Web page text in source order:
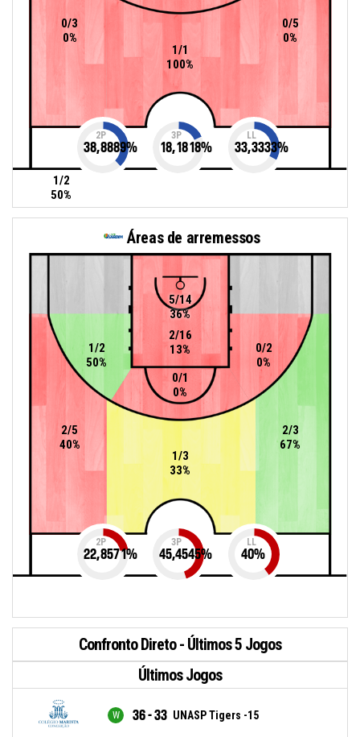
0/3
0%
0/5
0%
1/1
100%
1/2
50%
2P
38,8889%
3P
18,1818%
LL
33,3333%
Áreas de arremessos
5/14
36%
2/16
13%
2/5
40%
1/2
50%
2/3
67%
0/2
0%
0/1
0%
1/3
33%
2P
22,8571%
3P
45,4545%
LL
40%
Confronto Direto - Últimos 5 Jogos
Últimos Jogos
36 - 33 UNASP Tigers -15